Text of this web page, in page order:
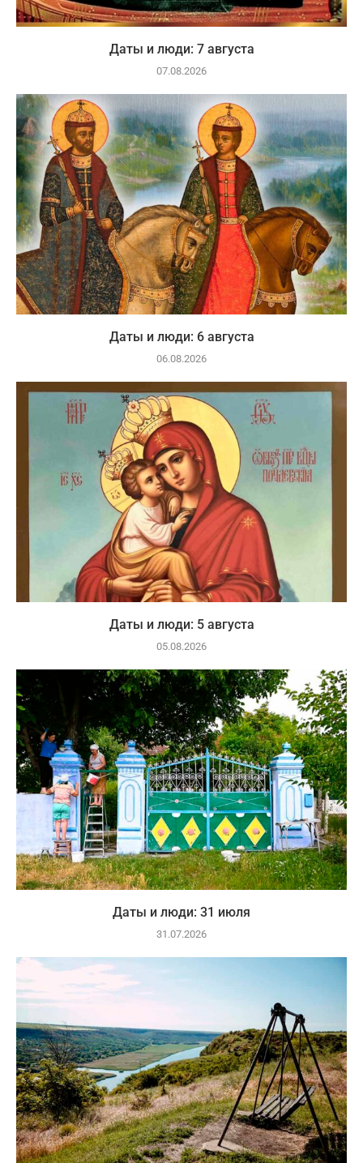
Даты и люди: 7 августа
07.08.2026
Даты и люди: 6 августа
06.08.2026
Даты и люди: 5 августа
05.08.2026
Даты и люди: 31 июля
31.07.2026